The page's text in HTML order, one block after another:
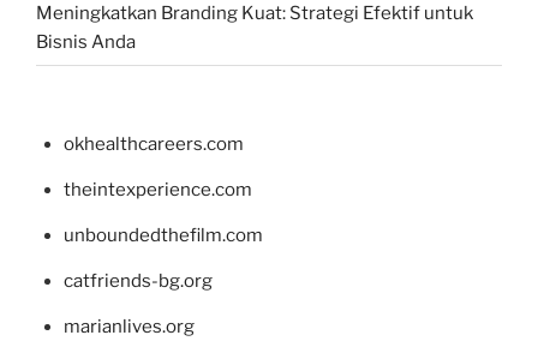
Meningkatkan Branding Kuat: Strategi Efektif untuk
Bisnis Anda
okhealthcareers.com
theintexperience.com
unboundedthefilm.com
catfriends-bg.org
marianlives.org